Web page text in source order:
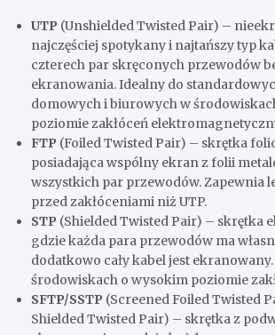
UTP (Unshielded Twisted Pair) –
najczęściej spotykany i najtańszy typ
czterech par skręconych przewodów
ekranowania. Idealny do
domowych i biurowych w
poziomie zakłóceń
FTP (Foiled Twisted Pair) – skrętka
posiadająca wspólny ekran z folii
wszystkich par przewodów. Zapewnia
przed zakłóceniami niż UTP.
STP (Shielded Twisted Pair) – skrętka
gdzie każda para przewodów ma
dodatkowo cały kabel jest
środowiskach o wysokim poziomie
SFTP/SSTP (Screened Foiled Twisted
Shielded Twisted Pair) – skrętka z